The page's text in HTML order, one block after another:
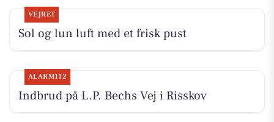
VEJRET
Sol og lun luft med et frisk pust
ALARM112
Indbrud på L.P. Bechs Vej i Risskov